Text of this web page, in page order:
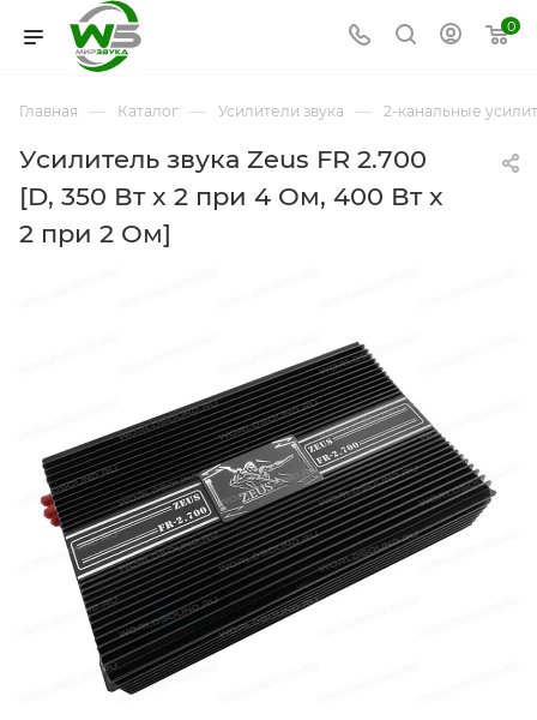
0
Главная — Каталог — Усилители звука — 2-канальные
Усилитель звука Zeus FR 2.700
[D, 350 Вт x 2 при 4 Ом, 400 Вт x
2 при 2 Ом]